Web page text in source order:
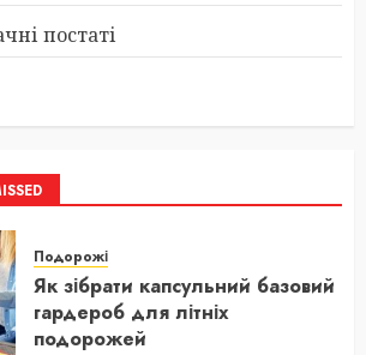
постаті
Подорожі
Як зібрати капсульний базовий
гардероб для літніх
подорожей